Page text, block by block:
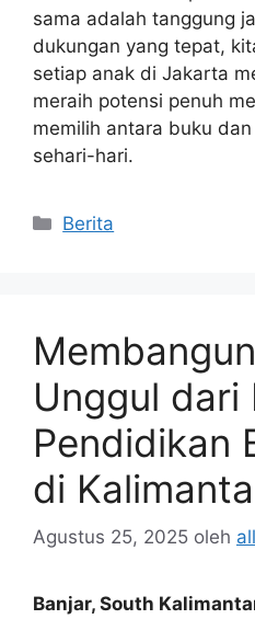
sama adalah tanggung
dukungan yang tepat,
setiap anak di Jakarta
meraih potensi penuh
memilih antara buku
sehari-hari.
Kategori
Berita
Unggul dari
Pendidikan
di
Agustus 25, 2025 oleh
Banjar, South